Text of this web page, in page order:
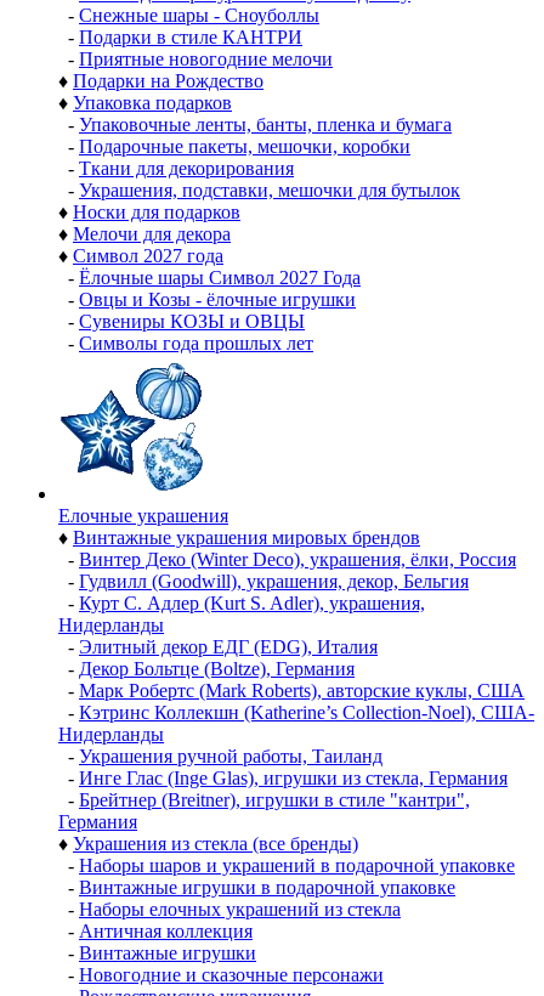
- Снежные шары - Сноуболлы
- Подарки в стиле КАНТРИ
- Приятные новогодние мелочи
♦ Подарки на Рождество
♦ Упаковка подарков
- Упаковочные ленты, банты, пленка и бумага
- Подарочные пакеты, мешочки, коробки
- Ткани для декорирования
- Украшения, подставки, мешочки для бутылок
♦ Носки для подарков
♦ Мелочи для декора
♦ Символ 2027 года
- Ёлочные шары Символ 2027 Года
- Овцы и Козы - ёлочные игрушки
- Сувениры КОЗЫ и ОВЦЫ
- Символы года прошлых лет
Елочные украшения
♦ Винтажные украшения мировых брендов
- Винтер Деко (Winter Deco), украшения, ёлки, Россия
- Гудвилл (Goodwill), украшения, декор, Бельгия
- Курт С. Адлер (Kurt S. Adler), украшения,
Нидерланды
- Элитный декор ЕДГ (EDG), Италия
- Декор Больтце (Boltze), Германия
- Марк Робертс (Mark Roberts), авторские куклы, США
- Кэтринс Коллекшн (Katherine’s Collection-Noel), США-
Нидерланды
- Украшения ручной работы, Таиланд
- Инге Глас (Inge Glas), игрушки из стекла, Германия
- Брейтнер (Breitner), игрушки в стиле "кантри",
Германия
♦ Украшения из стекла (все бренды)
- Наборы шаров и украшений в подарочной упаковке
- Винтажные игрушки в подарочной упаковке
- Наборы елочных украшений из стекла
- Античная коллекция
- Винтажные игрушки
- Новогодние и сказочные персонажи